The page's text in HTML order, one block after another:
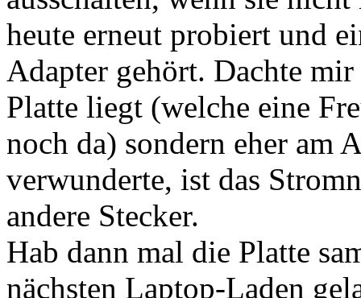
heute erneut probiert und
Adapter gehört. Dachte
Platte liegt (welche eine
noch da) sondern eher am
verwunderte, ist das
andere Stecker.
Hab dann mal die Platte
nächsten Laptop-Laden